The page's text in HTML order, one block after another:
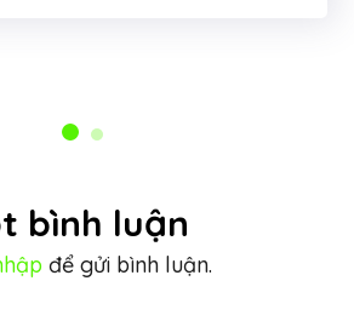
bình luận
để gửi bình luận.